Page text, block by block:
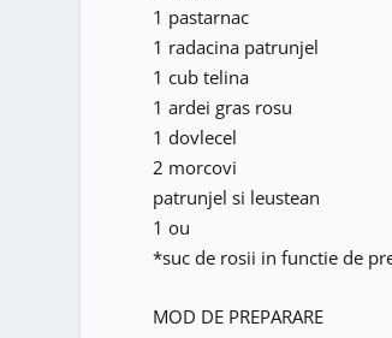
1 pastarnac
1 radacina patrunjel
1 cub telina
1 ardei gras rosu
1 dovlecel
2 morcovi
patrunjel si leustean
1 ou
*suc de rosii in functie de
MOD DE PREPARARE